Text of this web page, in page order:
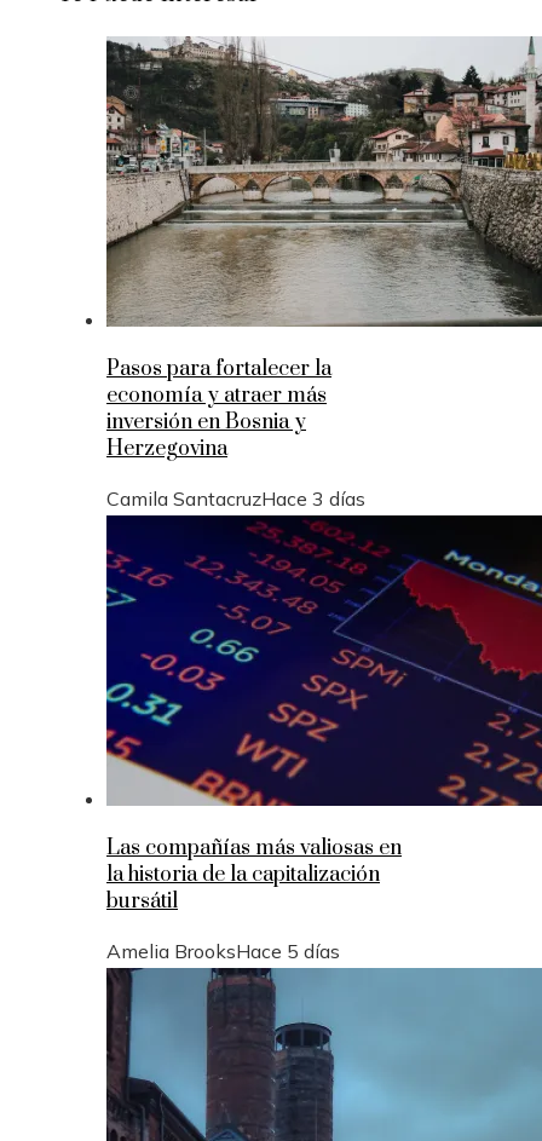
Pasos para fortalecer la
economía y atraer más
inversión en Bosnia y
Herzegovina
Camila SantacruzHace 3 días
Las compañías más valiosas en
la historia de la capitalización
bursátil
Amelia BrooksHace 5 días